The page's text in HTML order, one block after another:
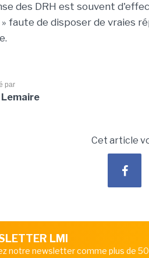
des DRH est souvent
faute de disposer de vraies
par
Cet article
LMI
notre newsletter comme plus de